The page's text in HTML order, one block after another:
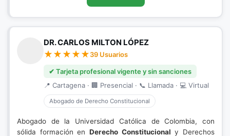
DR. CARLOS MILTON LÓPEZ
39 Usuarios
✔ Tarjeta profesional vigente y sin sanciones
📍 Cartagena · 🏢 Presencial · 📞 Llamada · 💻 Virtual
Abogado de Derecho Constitucional
Abogado de la Universidad Católica de Colombia, con
sólida formación en Derecho Constitucional y Derechos